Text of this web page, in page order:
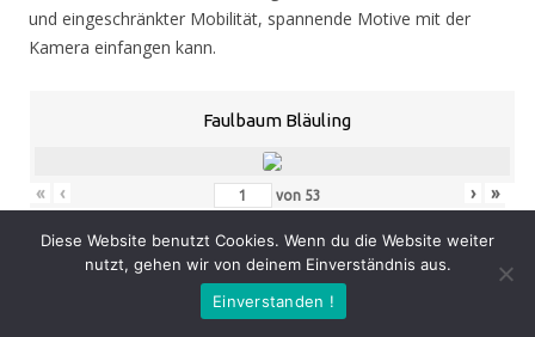
und eingeschränkter Mobilität, spannende Motive mit der
Kamera einfangen kann.
Faulbaum Bläuling
« ‹ von 53 › »
: Donnerstag 05.11.20, 19.00 Uhr
: 05.11. – 07.02.21, geöffnet Mo. – Do. 8.30 – 16.00 Uhr,
Diese Website benutzt Cookies. Wenn du die Website weiter
nutzt, gehen wir von deinem Einverständnis aus.
Einverstanden !